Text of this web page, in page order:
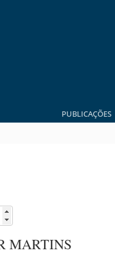
PUBLICAÇÕES
MARTINS